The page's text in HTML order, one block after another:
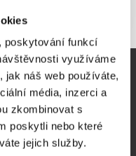
poskytování funkcí
využíváme
jak náš web používáte,
média, inzerci a
zkombinovat s
poskytli nebo které
jejich služby.